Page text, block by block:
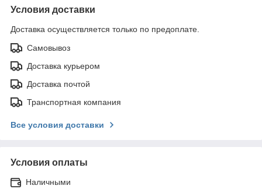
Условия доставки
Доставка осуществляется только по предоплате.
Самовывоз
Доставка курьером
Доставка почтой
Транспортная компания
Все условия доставки
Условия оплаты
Наличными